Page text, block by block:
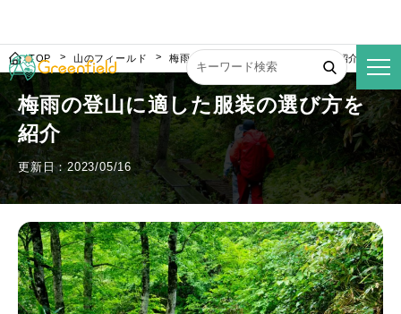
TOP 山のフィールド 梅雨の登山に適した服装の選び方を紹介
梅雨の登山に適した服装の選び方を
紹介
更新日：2023/05/16